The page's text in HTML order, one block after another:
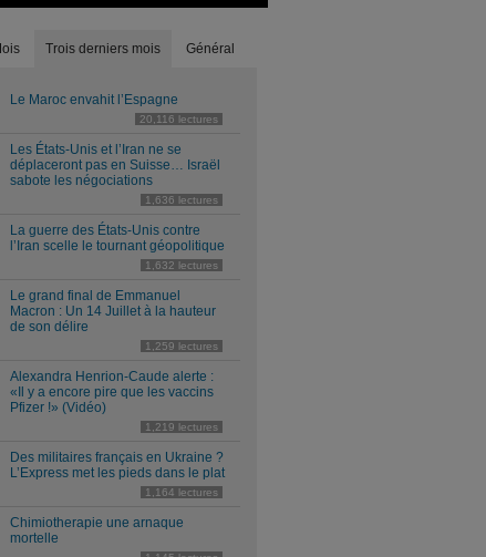
Trois derniers mois Général
Le Maroc envahit l’Espagne
20,116 lectures
Les États-Unis et l’Iran ne se
déplaceront pas en Suisse… Israël
sabote les négociations
1,636 lectures
La guerre des États-Unis contre
l’Iran scelle le tournant géopolitique
1,632 lectures
Le grand final de Emmanuel
Macron : Un 14 Juillet à la hauteur
de son délire
1,259 lectures
Alexandra Henrion-Caude alerte :
«Il y a encore pire que les vaccins
Pfizer !» (Vidéo)
1,219 lectures
Des militaires français en Ukraine ?
L’Express met les pieds dans le plat
1,164 lectures
Chimiotherapie une arnaque
mortelle